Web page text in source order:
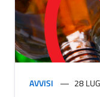
AVVISI 28